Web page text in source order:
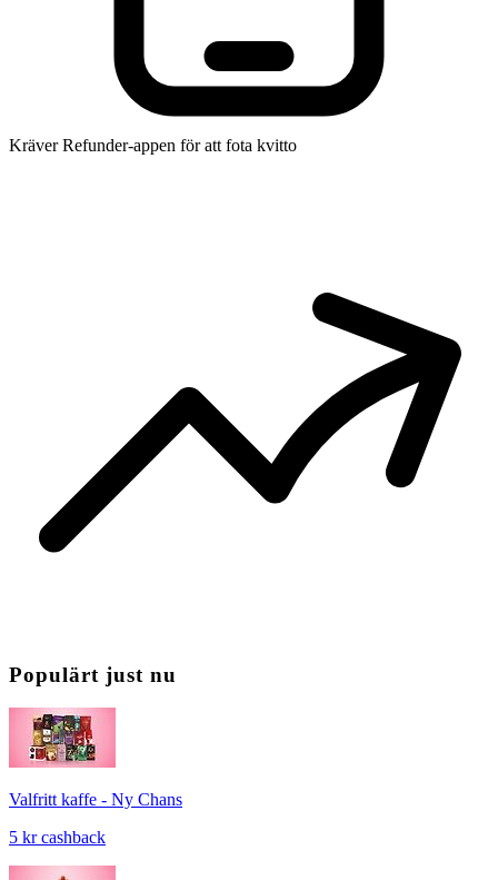
Kräver Refunder-appen för att fota kvitto
Populärt just nu
Valfritt kaffe - Ny Chans
5 kr cashback